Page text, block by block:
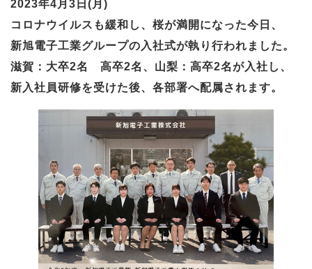
2023年4月3日(月)
コロナウイルスも緩和し、桜が満開になった今日、
新旭電子工業グループの入社式が執り行われました。
滋賀：大卒2名 高卒2名、山梨：高卒2名が入社し、
新入社員研修を受けた後、各部署へ配属されます。